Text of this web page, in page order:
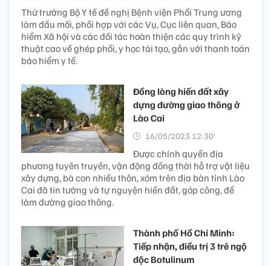
Thứ trưởng Bộ Y tế đề nghị Bệnh viện Phổi Trung ương
làm đầu mối, phối hợp với các Vụ, Cục liên quan, Bảo
hiểm Xã hội và các đối tác hoàn thiện các quy trình kỹ
thuật cao về ghép phổi, y học tái tạo, gắn với thanh toán
bảo hiểm y tế.
Đồng lòng hiến đất xây
dựng đường giao thông ở
Lào Cai
16/05/2023 12:30’
Được chính quyền địa
phương tuyên truyền, vận động đồng thời hỗ trợ vật liệu
xây dựng, bà con nhiều thôn, xóm trên địa bàn tỉnh Lào
Cai đã tin tưởng và tự nguyện hiến đất, góp công, để
làm đường giao thông.
Thành phố Hồ Chí Minh:
Tiếp nhận, điều trị 3 trẻ ngộ
độc Botulinum